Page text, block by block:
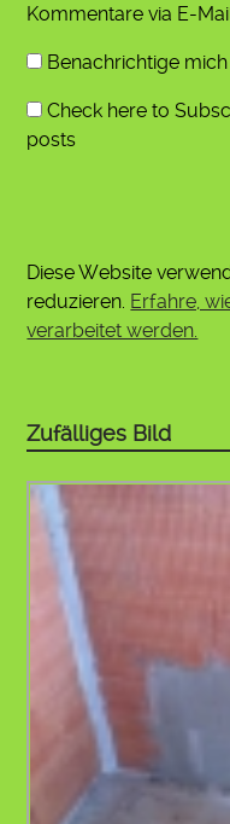
Kommentare via E-
Benachrichtige
Check here to
posts
Diese Website
reduzieren. Erfahre,
verarbeitet werden.
Zufälliges Bild